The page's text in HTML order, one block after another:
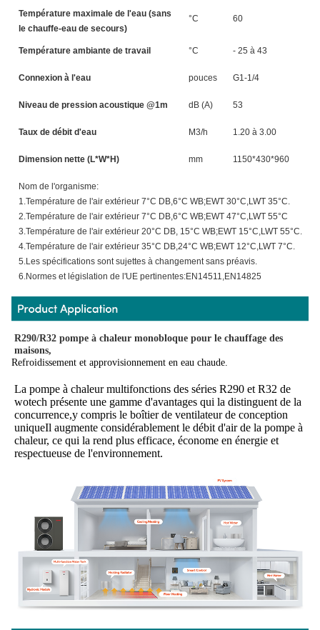
Température maximale de l'eau (sans
le chauffe-eau de secours)
°C 60
Température ambiante de travail °C - 25 à 43
Connexion à l'eau pouces G1-1/4
Niveau de pression acoustique @1m dB (A) 53
Taux de débit d'eau M3/h 1.20 à 3.00
Dimension nette (L*W*H) mm 1150*430*960
Nom de l'organisme:
1.Température de l'air extérieur 7°C DB,6°C WB;EWT 30°C,LWT 35°C.
2.Température de l'air extérieur 7°C DB,6°C WB;EWT 47°C,LWT 55°C
3.Température de l'air extérieur 20°C DB, 15°C WB;EWT 15°C,LWT 55°C.
4.Température de l'air extérieur 35°C DB,24°C WB;EWT 12°C,LWT 7°C.
5.Les spécifications sont sujettes à changement sans préavis.
6.Normes et législation de l'UE pertinentes:EN14511,EN14825
R290/R32 pompe à chaleur monobloque pour le chauffage des
maisons,
Refroidissement et approvisionnement en eau chaude.
La pompe à chaleur multifonctions des séries R290 et R32 de
wotech présente une gamme d'avantages qui la distinguent de la
concurrence,y compris le boîtier de ventilateur de conception
uniqueIl augmente considérablement le débit d'air de la pompe à
chaleur, ce qui la rend plus efficace, économe en énergie et
respectueuse de l'environnement.